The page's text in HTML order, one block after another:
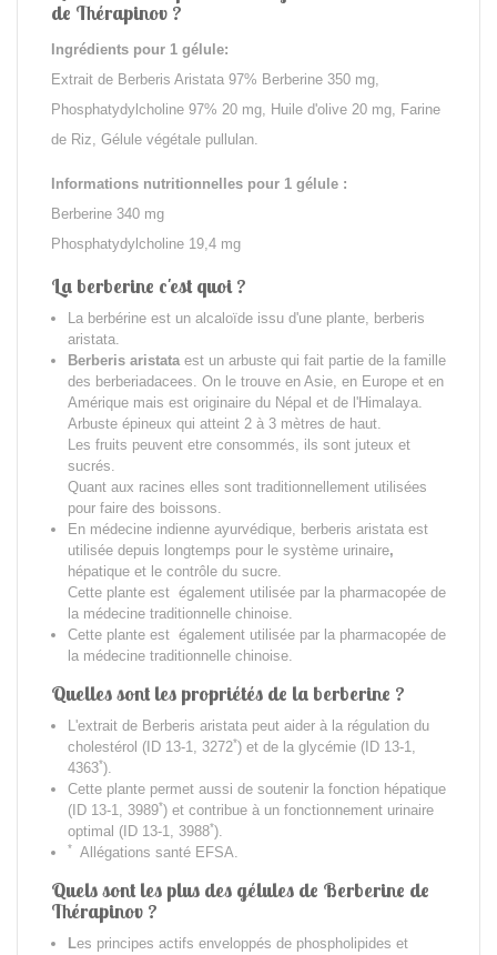
de Thérapinov ?
Ingrédients pour 1 gélule:
Extrait de Berberis Aristata 97% Berberine 350 mg,
Phosphatydylcholine 97% 20 mg, Huile d'olive 20 mg, Farine
de Riz, Gélule végétale pullulan.
Informations nutritionnelles pour 1 gélule :
Berberine 340 mg
Phosphatydylcholine 19,4 mg
La berberine c'est quoi ?
La berbérine est un alcaloïde issu d'une plante, berberis
aristata.
Berberis aristataest un arbuste qui fait partie de la famille
des berberiadacees. On le trouve en Asie, en Europe et en
Amérique mais est originaire du Népal et de l'Himalaya.
Arbuste épineux qui atteint 2 à 3 mètres de haut.
Les fruits peuvent etre consommés, ils sont juteux et
sucrés.
Quant aux racines elles sont traditionnellement utilisées
pour faire des boissons.
En médecine indienne ayurvédique, berberis aristata est
utilisée depuis longtemps pour le système urinaire,
hépatique et le contrôle du sucre.
Cette plante est également utilisée par la pharmacopée de
la médecine traditionnelle chinoise.
Cette plante est également utilisée par la pharmacopée de
la médecine traditionnelle chinoise.
Quelles sont les propriétés de la berberine ?
L'extrait de Berberis aristata peut aider à la régulation du
cholestérol (ID 13-1, 3272*) et de la glycémie (ID 13-1,
4363*).
Cette plante permet aussi de soutenir la fonction hépatique
(ID 13-1, 3989*) et contribue à un fonctionnement urinaire
optimal (ID 13-1, 3988*).
* Allégations santé EFSA.
Quels sont les plus des gélules de Berberine de
Thérapinov ?
Les principes actifs enveloppés de phospholipides et